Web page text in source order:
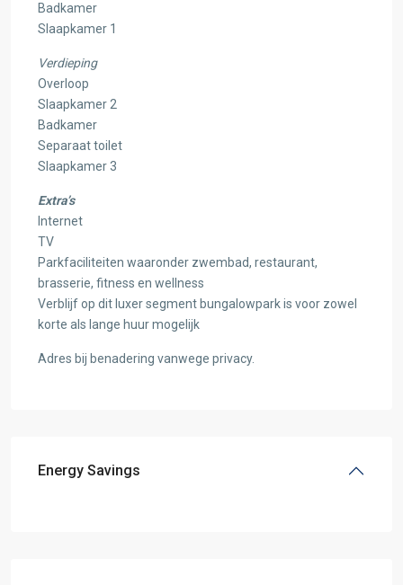
Badkamer
Slaapkamer 1
Verdieping
Overloop
Slaapkamer 2
Badkamer
Separaat toilet
Slaapkamer 3
Extra’s
Internet
TV
Parkfaciliteiten waaronder zwembad, restaurant,
brasserie, fitness en wellness
Verblijf op dit luxer segment bungalowpark is voor zowel
korte als lange huur mogelijk
Adres bij benadering vanwege privacy.
Energy Savings